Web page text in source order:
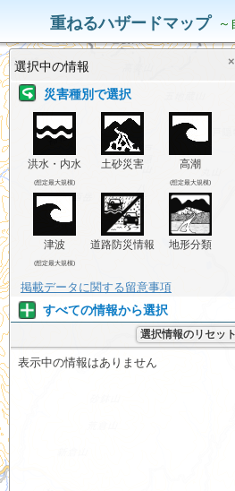
重ねるハザードマップ
災害リスク情報
選択中の情報 ×
災害種別で選択
洪水・内水
(想定最大規模)
土砂災害 高潮
(想定最大規模)
津波
(想定最大規模)
道路防災情報 地形分類
掲載データに関する留意事項
すべての情報から選択
選択情報のリセット
表示中の情報はありません